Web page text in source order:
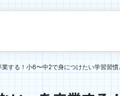
業する！小6〜中2で身につけたい学習習